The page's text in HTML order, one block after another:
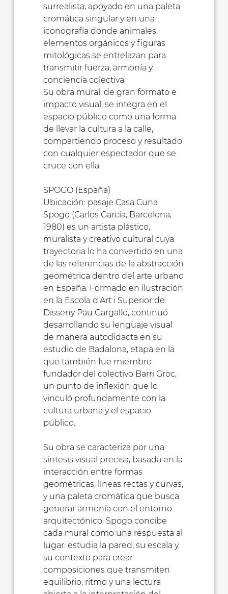
surrealista, apoyado en una paleta
cromática singular y en una
iconografía donde animales,
elementos orgánicos y figuras
mitológicas se entrelazan para
transmitir fuerza, armonía y
conciencia colectiva.
Su obra mural, de gran formato e
impacto visual, se integra en el
espacio público como una forma
de llevar la cultura a la calle,
compartiendo proceso y resultado
con cualquier espectador que se
cruce con ella.
SPOGO (España)
Ubicación: pasaje Casa Cuna
Spogo (Carlos García, Barcelona,
1980) es un artista plástico,
muralista y creativo cultural cuya
trayectoria lo ha convertido en una
de las referencias de la abstracción
geométrica dentro del arte urbano
en España. Formado en ilustración
en la Escola d’Art i Superior de
Disseny Pau Gargallo, continuó
desarrollando su lenguaje visual
de manera autodidacta en su
estudio de Badalona, etapa en la
que también fue miembro
fundador del colectivo Barri Groc,
un punto de inflexión que lo
vinculó profundamente con la
cultura urbana y el espacio
público.
Su obra se caracteriza por una
síntesis visual precisa, basada en la
interacción entre formas
geométricas, líneas rectas y curvas,
y una paleta cromática que busca
generar armonía con el entorno
arquitectónico. Spogo concibe
cada mural como una respuesta al
lugar: estudia la pared, su escala y
su contexto para crear
composiciones que transmiten
equilibrio, ritmo y una lectura